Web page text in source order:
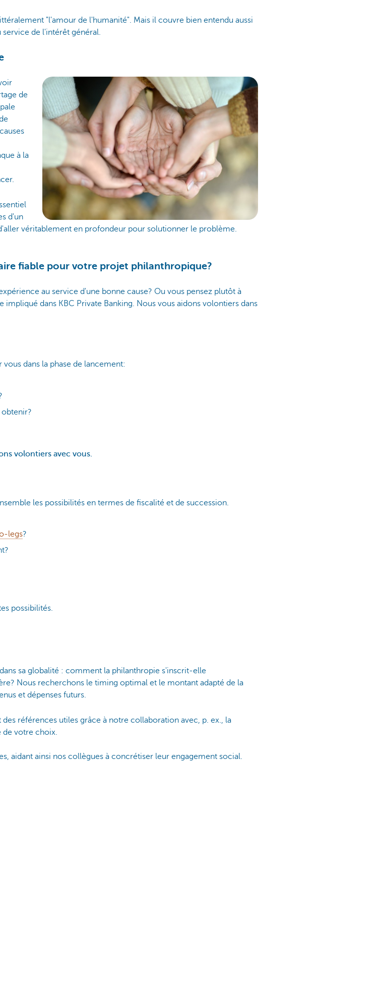
"l'amour de l'humanité". Mais il couvre bien entendu aussi
service de l'intérêt général.
de
à la
d'un
véritablement en profondeur pour solutionner le problème.
fiable pour votre projet philanthropique?
au service d'une bonne cause? Ou vous pensez plutôt à
dans KBC Private Banking. Nous vous aidons volontiers dans
dans la phase de lancement:
obtenir?
volontiers avec vous.
les possibilités en termes de fiscalité et de succession.
legs?
possibilités.
sa globalité : comment la philanthropie s'inscrit-elle
Nous recherchons le timing optimal et le montant adapté de la
et dépenses futurs.
références utiles grâce à notre collaboration avec, p. ex., la
de votre choix.
aidant ainsi nos collègues à concrétiser leur engagement social.